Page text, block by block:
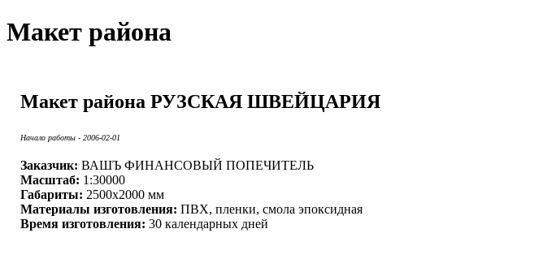
Макет района
Макет района РУЗСКАЯ ШВЕЙЦАРИЯ
Начало работы - 2006-02-01
Заказчик: ВАШЪ ФИНАНСОВЫЙ ПОПЕЧИТЕЛЬ
Масштаб: 1:30000
Габариты: 2500x2000 мм
Материалы изготовления: ПВХ, пленки, смола эпоксидная
Время изготовления: 30 календарных дней